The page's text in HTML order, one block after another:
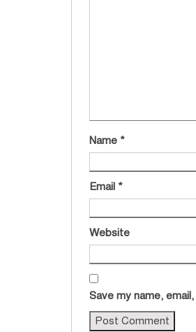
Name *
Email *
Website
Save my name,